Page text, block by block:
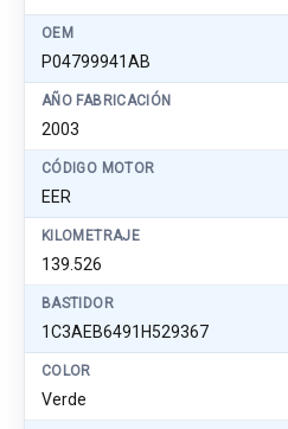
OEM
P04799941AB
AÑO FABRICACIÓN
2003
CÓDIGO MOTOR
EER
KILOMETRAJE
139.526
BASTIDOR
1C3AEB6491H529367
COLOR
Verde